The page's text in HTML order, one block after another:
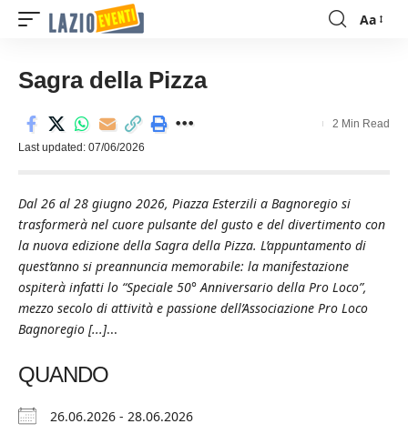
Font
Aa
Sagra della Pizza
Last updated: 07/06/2026
2 Min Read
Dal 26 al 28 giugno 2026, Piazza Esterzili a Bagnoregio si
trasformerà nel cuore pulsante del gusto e del divertimento con
la nuova edizione della Sagra della Pizza. L’appuntamento di
quest’anno si preannuncia memorabile: la manifestazione
ospiterà infatti lo “Speciale 50° Anniversario della Pro Loco”,
mezzo secolo di attività e passione dell’Associazione Pro Loco
Bagnoregio [...]...
QUANDO
26.06.2026 - 28.06.2026